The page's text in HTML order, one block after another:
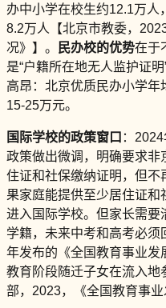
办中小学在校生约12.1万人
8.2万人【北京市教委，
况》】。
民办校的优势在于
是“户籍所在地无人监护证
高昂：北京优质民办小学
15-25万元。
国际学校的政策窗口 ：
政策做出微调，明确要求非
住证和社保缴纳证明，但不
果家庭能提供至少居住证和
进入国际学校。但家长需要
学籍，未来中考和高考必
年发布的《全国教育事业
教育阶段随迁子女在流入地
部，2023，《全国教育事业